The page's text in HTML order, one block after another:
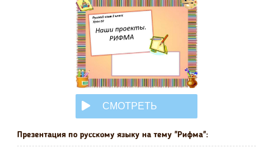
СМОТРЕТЬ
Презентация по русскому языку на тему "Рифма":